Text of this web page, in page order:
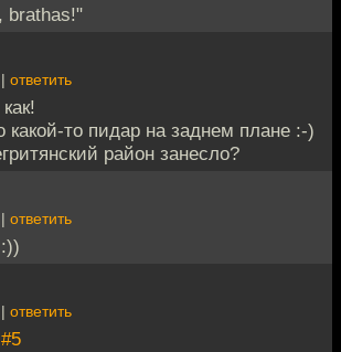
brathas!"
| ответить
какой-то пидар на заднем плане :-)
район занесло?
| ответить
| ответить
#5